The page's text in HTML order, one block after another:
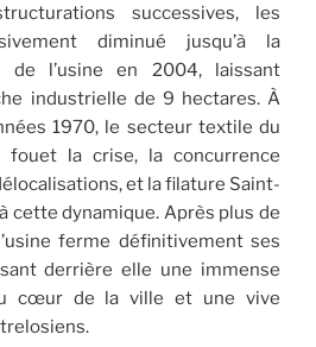
successives, les
diminué jusqu’à la
de l’usine en 2004, laissant
industrielle de 9 hectares. À
1970, le secteur textile du
la crise, la concurrence
et la filature Saint-
cette dynamique. Après plus de
ferme définitivement ses
derrière elle une immense
cœur de la ville et une vive